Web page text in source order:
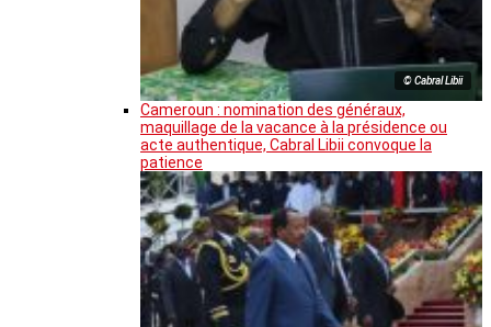
© Cabral Libii
Cameroun : nomination des généraux,
maquillage de la vacance à la présidence ou
acte authentique, Cabral Libii convoque la
patience